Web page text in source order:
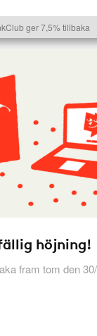
ger 7,5% tillbaka
höjning!
fram tom den